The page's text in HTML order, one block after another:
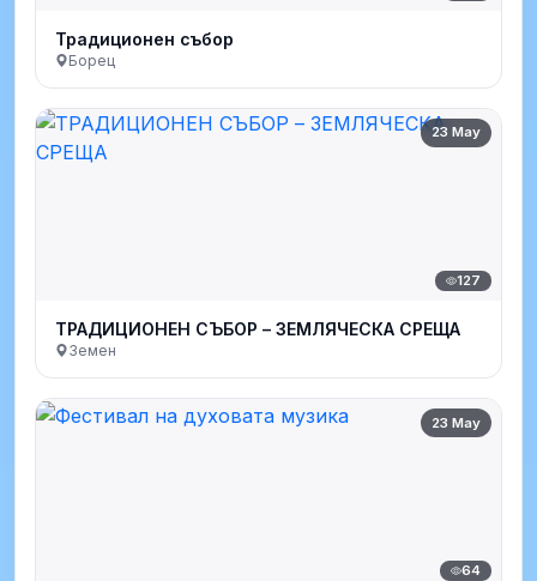
Традиционен събор
Борец
23 May
127
ТРАДИЦИОНЕН СЪБОР – ЗЕМЛЯЧЕСКА СРЕЩА
Земен
23 May
64